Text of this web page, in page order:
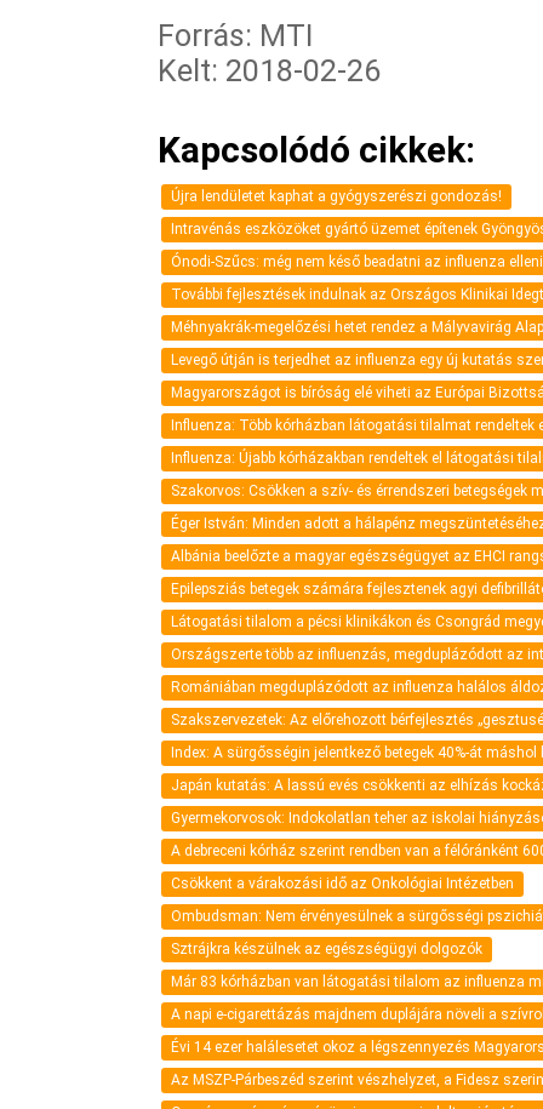
Forrás: MTI
Kelt: 2018-02-26
Kapcsolódó cikkek:
Újra lendületet kaphat a gyógyszerészi gondozás!
Intravénás eszközöket gyártó üzemet építenek
Ónodi-Szűcs: még nem késő beadatni az influenza
További fejlesztések indulnak az Országos Klinikai
Méhnyakrák-megelőzési hetet rendez a Mályvavirág
Levegő útján is terjedhet az influenza egy új kutatás
Magyarországot is bíróság elé viheti az Európai
Influenza: Több kórházban látogatási tilalmat rendeltek
Influenza: Újabb kórházakban rendeltek el látogatási
Szakorvos: Csökken a szív- és érrendszeri betegségek
Éger István: Minden adott a hálapénz
Albánia beelőzte a magyar egészségügyet az EHCI
Epilepsziás betegek számára fejlesztenek agyi
Látogatási tilalom a pécsi klinikákon és Csongrád
Országszerte több az influenzás, megduplázódott az
Romániában megduplázódott az influenza halálos
Szakszervezetek: Az előrehozott bérfejlesztés
Index: A sürgősségin jelentkező betegek 40%-át máshol
Japán kutatás: A lassú evés csökkenti az elhízás
Gyermekorvosok: Indokolatlan teher az iskolai
A debreceni kórház szerint rendben van a félóránként
Csökkent a várakozási idő az Onkológiai Intézetben
Ombudsman: Nem érvényesülnek a sürgősségi
Sztrájkra készülnek az egészségügyi dolgozók
Már 83 kórházban van látogatási tilalom az influenza
A napi e-cigarettázás majdnem duplájára növeli a
Évi 14 ezer halálesetet okoz a légszennyezés
Az MSZP-Párbeszéd szerint vészhelyzet, a Fidesz